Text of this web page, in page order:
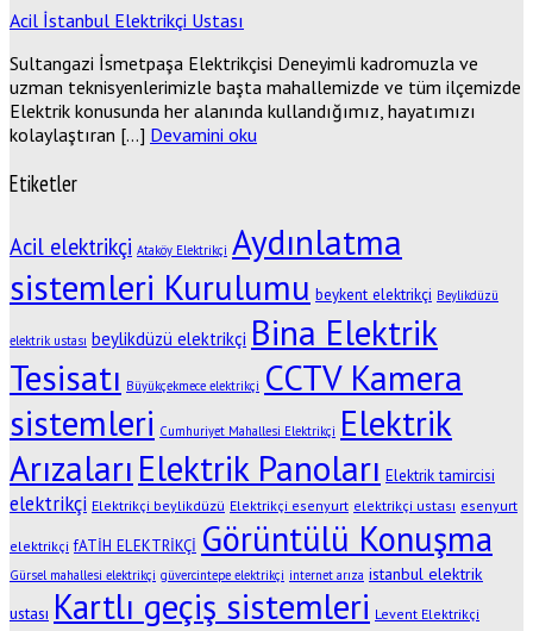
Acil İstanbul Elektrikçi Ustası
Sultangazi İsmetpaşa Elektrikçisi Deneyimli kadromuzla ve
uzman teknisyenlerimizle başta mahallemizde ve tüm ilçemizde
Elektrik konusunda her alanında kullandığımız, hayatımızı
kolaylaştıran […] Devamini oku
Etiketler
Acil elektrikçi Ataköy Elektrikçi Aydınlatma
sistemleri Kurulumu beykent elektrikçi Beylikdüzü
elektrik ustası beylikdüzü elektrikçi Bina Elektrik
Tesisatı Büyükçekmece elektrikçi CCTV Kamera
sistemleri Cumhuriyet Mahallesi Elektrikçi Elektrik
Arızaları Elektrik Panoları Elektrik tamircisi
elektrikçi Elektrikçi beylikdüzü Elektrikçi esenyurt elektrikçi ustası esenyurt
elektrikçi fATİH ELEKTRİKÇİ Görüntülü Konuşma
Gürsel mahallesi elektrikçi güvercintepe elektrikçi internet arıza istanbul elektrik
ustası Kartlı geçiş sistemleri Levent Elektrikçi